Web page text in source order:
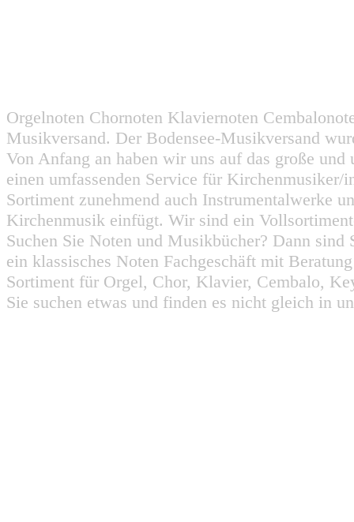
Orgelnoten Chornoten Klaviernoten
Musikversand. Der Bodensee-Musikversand
Von Anfang an haben wir uns auf das große
einen umfassenden Service für
Sortiment zunehmend auch Instrumentalwerke
Kirchenmusik einfügt. Wir sind ein
Suchen Sie Noten und Musikbücher? Dann
ein klassisches Noten Fachgeschäft mit
Sortiment für Orgel, Chor, Klavier, Cembalo,
Sie suchen etwas und finden es nicht gleich in